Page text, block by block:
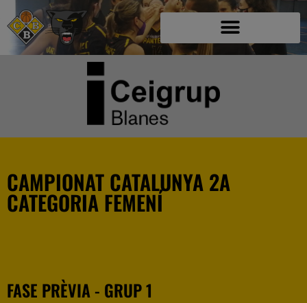
CAMPIONAT CATALUNYA 2A
CATEGORIA FEMENÍ
FASE PRÈVIA - GRUP 1